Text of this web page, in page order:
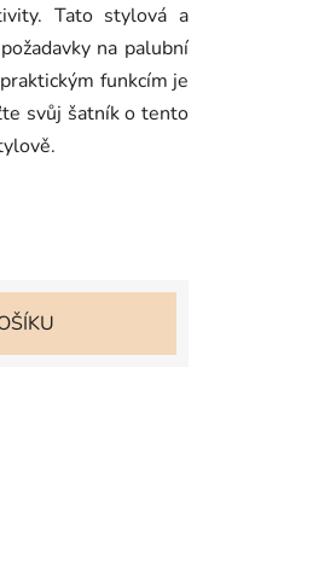
Tato stylová a
na palubní
funkcím je
svůj šatník o tento